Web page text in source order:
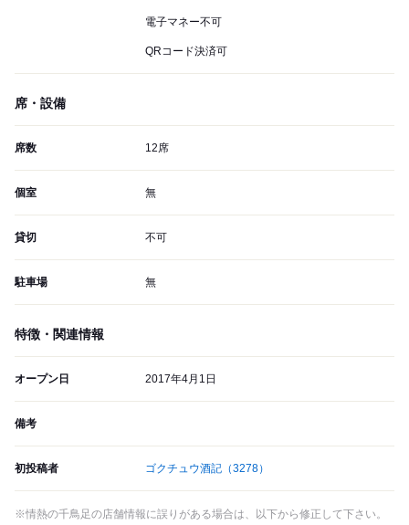
電子マネー不可
QRコード決済可
席・設備
席数 12席
個室 無
貸切 不可
駐車場 無
特徴・関連情報
オープン日 2017年4月1日
備考
初投稿者 ゴクチュウ酒記 （3278）
※情熱の千鳥足の店舗情報に誤りがある場合は、以下から修正して下さい。